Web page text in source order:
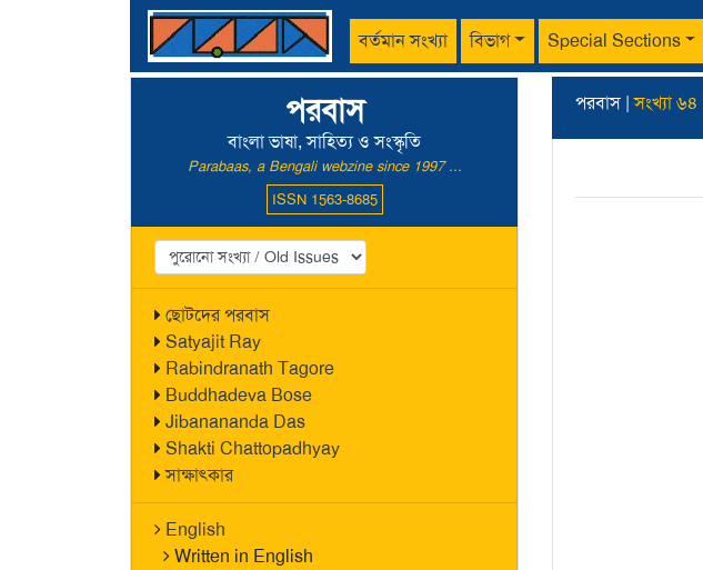
বর্তমান সংখ্যা বিভাগ Special Sections
পরবাস
বাংলা ভাষা, সাহিত্য ও সংস্কৃতি
Parabaas, a Bengali webzine since 1997 ...
ISSN 1563-8685
ছোটদের পরবাস
Satyajit Ray
Rabindranath Tagore
Buddhadeva Bose
Jibanananda Das
Shakti Chattopadhyay
সাক্ষাৎকার
English
Written in English
পরবাস |সংখ্যা ৬৪